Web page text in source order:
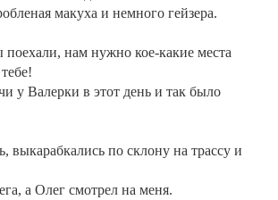
макуха и немного гейзера.
нам нужно кое-какие места
у Валерки в этот день и так было
по склону на трассу и
а Олег смотрел на меня.